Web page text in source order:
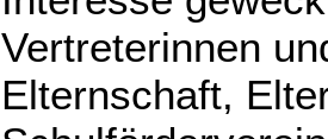
Vertreterinnen
Elternschaft,